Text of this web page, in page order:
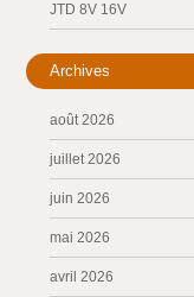
JTD 8V 16V
Archives
août 2026
juillet 2026
juin 2026
mai 2026
avril 2026